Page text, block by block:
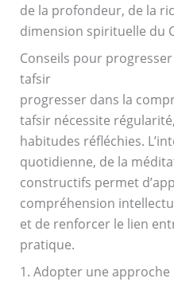
de la profondeur, de la
dimension spirituelle du
Conseils pour
tafsir
progresser dans la
tafsir nécessite
habitudes réfléchies.
quotidienne, de la
constructifs permet
compréhension
et de renforcer le lien
pratique.
1. Adopter une